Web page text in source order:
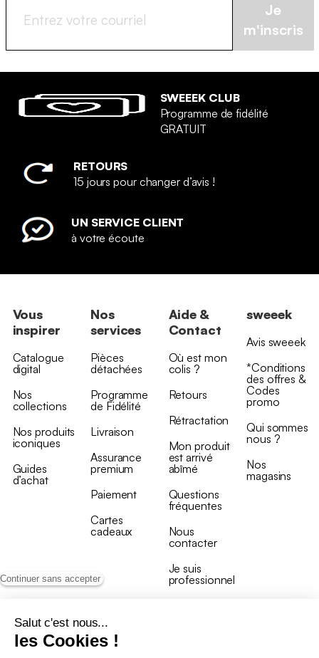
Continuer sans accepter
Salut c'est nous...
les Cookies !
Je
m'inscris
SWEEEK CLUB
Programme de fidélité
GRATUIT
RETOURS
15 jours pour changer d’avis !
UN SERVICE CLIENT
à votre écoute
Vous
inspirer
Catalogue
digital
Nos
collections
Nos produits
iconiques
Guides
d’achat
Nos
services
Pièces
détachées
Programme
de Fidélité
Livraison
Assurance
premium
Paiement
Cartes
cadeaux
Aide &
Contact
Où est mon
colis ?
Retours
Rétractation
Mon produit
est arrivé
abîmé
Questions
fréquentes
Nous
contacter
Je suis
professionnel
sweeek
Avis sweeek
*Conditions
des offres &
Codes
promo
Qui sommes
nous ?
Nos
magasins